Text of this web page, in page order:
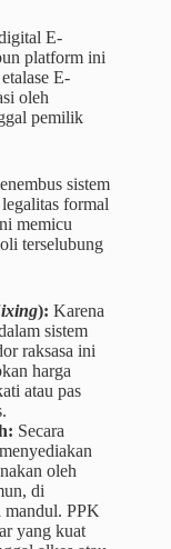
E-
platform ini
E-
oleh
pemilik
sistem
formal
memicu
terselubung
): Karena
sistem
raksasa ini
harga
atau pas
Secara
oleh
di
mandul. PPK
yang kuat